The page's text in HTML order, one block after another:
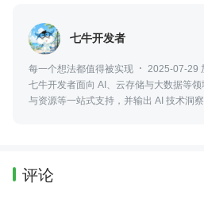
七牛开发者
每一个想法都值得被实现
2025-07-29
七牛开发者面向 AI、云存储与大数据等
与资源等一站式支持，并输出 AI 技术洞
评论